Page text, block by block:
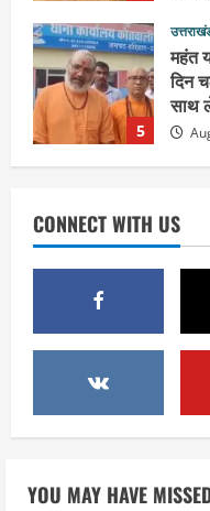
1
पूर्व
कर
2
नए
3
CONNECT WITH US
YOU MAY HAVE